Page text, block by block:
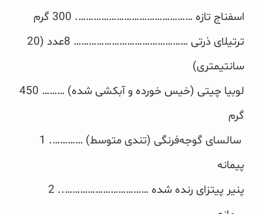
صبحانه و میان وعده
سبوس و جوانه‌ها
پک سلامتی OAB
اسفناج تازه ………………………………………. ‏300 گرم
ترتیلای ذرتی ……………………………………… ‏8عدد (20
سانتیمتری)‏
لوبیا چیتی (خیس خورده و آبکشی ‏شده)‏ ………‏ 450
گرم
‏ سالسای گوجه‌فرنگی (تندی متوسط)‏ ………….‏ 1
پیمانه
پنیر پیتزای رنده شده ……………………………..‏ 2